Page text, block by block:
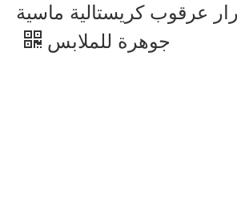
عرقوب كريستالية ماسية
جوهرة للملابس